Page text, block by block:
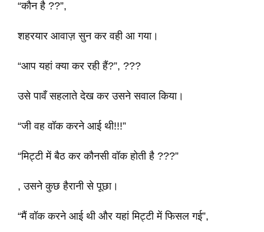
“कौन है ??”,
शहरयार आवाज़ सुन कर वही आ गया।
“आप यहां क्या कर रही हैं?”, ???
उसे पावँ सहलाते देख कर उसने सवाल किया।
“जी वह वॉक करने आई थी!!!”
“मिट्टी में बैठ कर कौनसी वॉक होती है ???”
, उसने कुछ हैरानी से पूछा।
“मैं वॉक करने आई थी और यहां मिट्टी में फिसल गई”,